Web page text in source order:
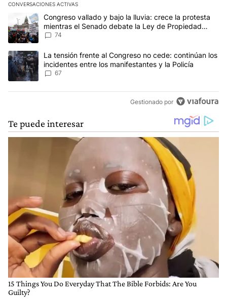
CONVERSACIONES ACTIVAS
Este listado muestra los artículos con más comentarios en los
Un artículo de tendencia con el título "Congreso vallado y bajo
Congreso vallado y bajo la lluvia: crece la protesta
mientras el Senado debate la Ley de Propiedad
Privada
74
Un artículo de tendencia con el título "La tensión frente al
La tensión frente al Congreso no cede: continúan los
incidentes entre los manifestantes y la Policía
67
Gestionado por